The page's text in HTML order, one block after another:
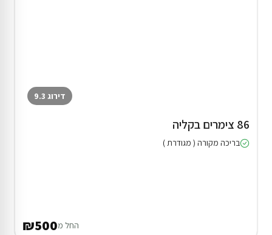
דירוג 9.3
86 צימרים בקליה
בריכה מקורה ( מגודרת )
החל מ₪500